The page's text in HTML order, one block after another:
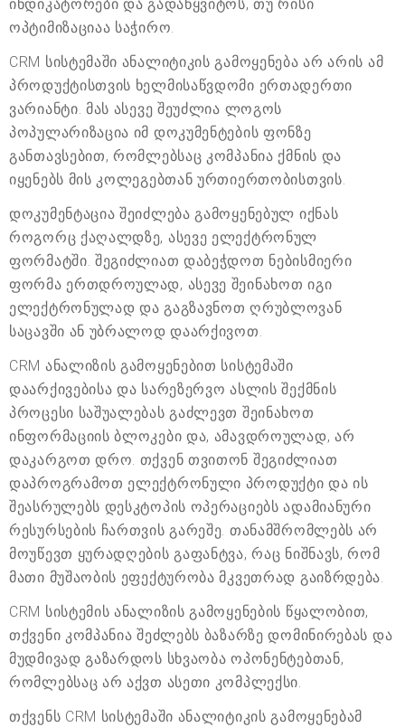
ინდიკატორები და გადაწყვიტოს, თუ რისი
ოპტიმიზაციაა საჭირო.
CRM სისტემაში ანალიტიკის გამოყენება არ არის ამ
პროდუქტისთვის ხელმისაწვდომი ერთადერთი
ვარიანტი. მას ასევე შეუძლია ლოგოს
პოპულარიზაცია იმ დოკუმენტების ფონზე
განთავსებით, რომლებსაც კომპანია ქმნის და
იყენებს მის კოლეგებთან ურთიერთობისთვის.
დოკუმენტაცია შეიძლება გამოყენებულ იქნას
როგორც ქაღალდზე, ასევე ელექტრონულ
ფორმატში. შეგიძლიათ დაბეჭდოთ ნებისმიერი
ფორმა ერთდროულად, ასევე შეინახოთ იგი
ელექტრონულად და გაგზავნოთ ღრუბლოვან
საცავში ან უბრალოდ დაარქივოთ.
CRM ანალიზის გამოყენებით სისტემაში
დაარქივებისა და სარეზერვო ასლის შექმნის
პროცესი საშუალებას გაძლევთ შეინახოთ
ინფორმაციის ბლოკები და, ამავდროულად, არ
დაკარგოთ დრო. თქვენ თვითონ შეგიძლიათ
დაპროგრამოთ ელექტრონული პროდუქტი და ის
შეასრულებს დესკტოპის ოპერაციებს ადამიანური
რესურსების ჩართვის გარეშე. თანამშრომლებს არ
მოუწევთ ყურადღების გაფანტვა, რაც ნიშნავს, რომ
მათი მუშაობის ეფექტურობა მკვეთრად გაიზრდება.
CRM სისტემის ანალიზის გამოყენების წყალობით,
თქვენი კომპანია შეძლებს ბაზარზე დომინირებას და
მუდმივად გაზარდოს სხვაობა ოპონენტებთან,
რომლებსაც არ აქვთ ასეთი კომპლექსი.
თქვენს CRM სისტემაში ანალიტიკის გამოყენებამ